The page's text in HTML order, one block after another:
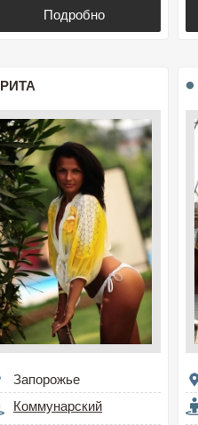
Подробно
РИТА
Запорожье
Коммунарский